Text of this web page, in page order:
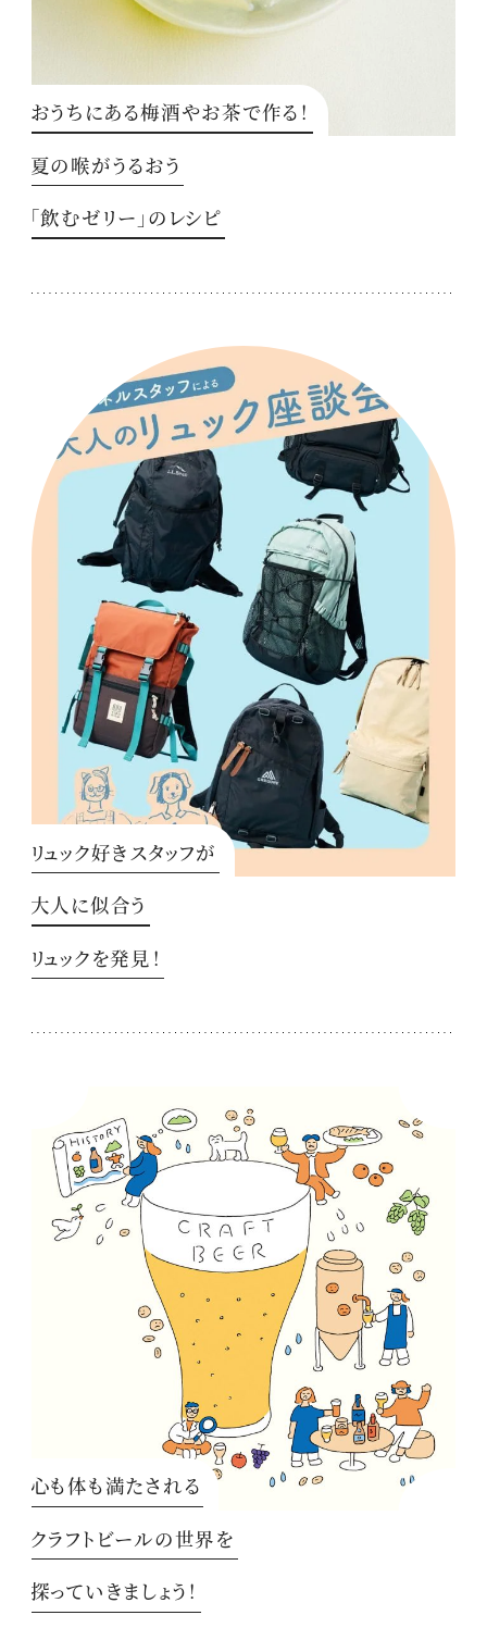
おうちにある梅酒やお茶で作る！
夏の喉がうるおう
「飲むゼリー」のレシピ
リュック好きスタッフが
大人に似合う
リュックを発見！
心も体も満たされる
クラフトビールの世界を
探っていきましょう！